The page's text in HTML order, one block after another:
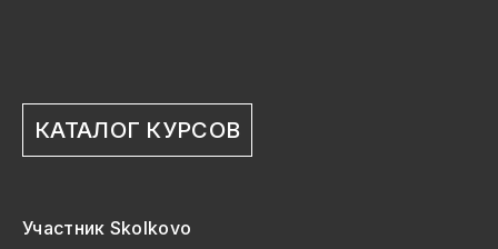
КАТАЛОГ КУРСОВ
Участник Skolkovo